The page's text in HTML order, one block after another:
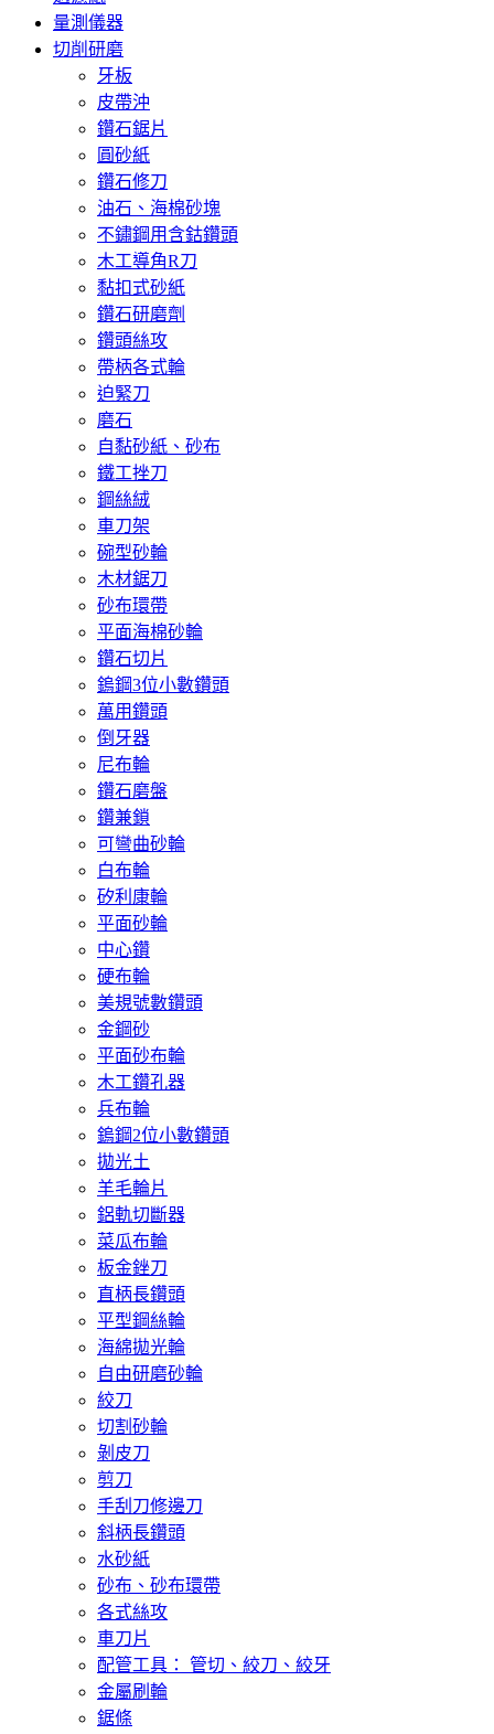
量測儀器
切削研磨
牙板
皮帶沖
鑽石鋸片
圓砂紙
鑽石修刀
油石、海棉砂塊
不鏽鋼用含鈷鑽頭
木工導角R刀
黏扣式砂紙
鑽石研磨劑
鑽頭絲攻
帶柄各式輪
迫緊刀
磨石
自黏砂紙、砂布
鐵工挫刀
鋼絲絨
車刀架
碗型砂輪
木材鋸刀
砂布環帶
平面海棉砂輪
鑽石切片
鎢鋼3位小數鑽頭
萬用鑽頭
倒牙器
尼布輪
鑽石磨盤
鑽兼鎖
可彎曲砂輪
白布輪
矽利康輪
平面砂輪
中心鑽
硬布輪
美規號數鑽頭
金鋼砂
平面砂布輪
木工鑽孔器
兵布輪
鎢鋼2位小數鑽頭
拋光土
羊毛輪片
鋁軌切斷器
菜瓜布輪
板金銼刀
直柄長鑽頭
平型鋼絲輪
海綿拋光輪
自由研磨砂輪
絞刀
切割砂輪
剝皮刀
剪刀
手刮刀修邊刀
斜柄長鑽頭
水砂紙
砂布、砂布環帶
各式絲攻
車刀片
配管工具： 管切、絞刀、絞牙
金屬刷輪
鋸條